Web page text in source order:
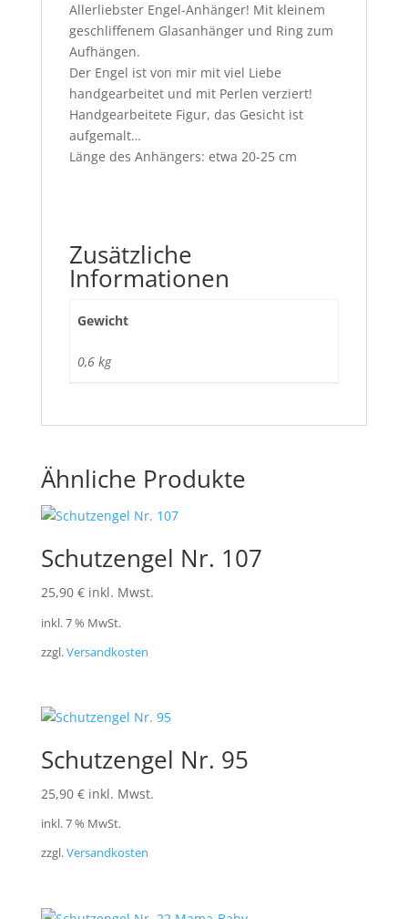
Allerliebster Engel-Anhänger! Mit kleinem
geschliffenem Glasanhänger und Ring zum
Aufhängen.
Der Engel ist von mir mit viel Liebe
handgearbeitet und mit Perlen verziert!
Handgearbeitete Figur, das Gesicht ist
aufgemalt…
Länge des Anhängers: etwa 20-25 cm
Zusätzliche
Informationen
Gewicht
0,6 kg
Ähnliche Produkte
Schutzengel Nr. 107
25,90 € inkl. Mwst.
inkl. 7 % MwSt.
zzgl.Versandkosten
Schutzengel Nr. 95
25,90 € inkl. Mwst.
inkl. 7 % MwSt.
zzgl.Versandkosten